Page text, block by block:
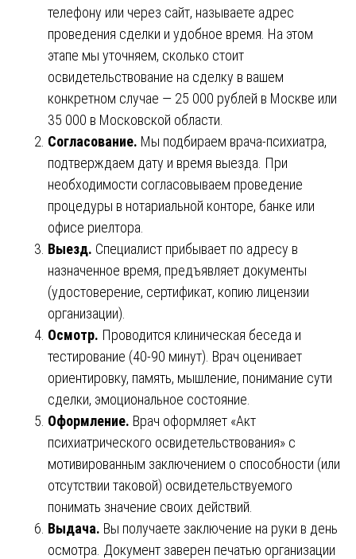
телефону или через сайт, называете адрес
проведения сделки и удобное время. На этом
этапе мы уточняем, сколько стоит
освидетельствование на сделку в вашем
конкретном случае — 25 000 рублей в Москве или
35 000 в Московской области.
Согласование. Мы подбираем врача-психиатра,
подтверждаем дату и время выезда. При
необходимости согласовываем проведение
процедуры в нотариальной конторе, банке или
офисе риелтора.
Выезд. Специалист прибывает по адресу в
назначенное время, предъявляет документы
(удостоверение, сертификат, копию лицензии
организации).
Осмотр. Проводится клиническая беседа и
тестирование (40-90 минут). Врач оценивает
ориентировку, память, мышление, понимание сути
сделки, эмоциональное состояние.
Оформление. Врач оформляет «Акт
психиатрического освидетельствования» с
мотивированным заключением о способности (или
отсутствии таковой) освидетельствуемого
понимать значение своих действий.
Выдача. Вы получаете заключение на руки в день
осмотра. Документ заверен печатью организации